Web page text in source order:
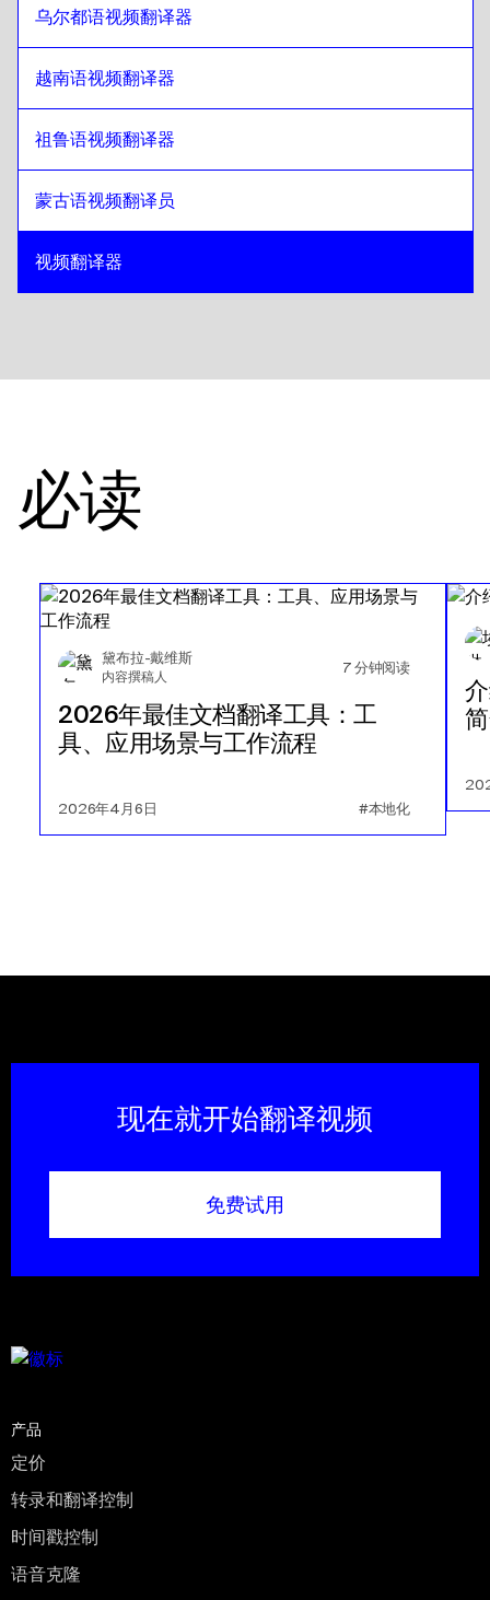
乌尔都语视频翻译器
越南语视频翻译器
祖鲁语视频翻译器
蒙古语视频翻译员
视频翻译器
必读
黛布拉-戴维斯
内容撰稿人
7 分钟阅读
2026年最佳文档翻译工具：工
具、应用场景与工作流程
2026年4月6日 #本地化
现在就开始翻译视频
免费试用
产品
定价
转录和翻译控制
时间戳控制
语音克隆